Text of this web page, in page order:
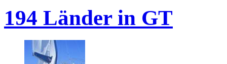
194 Länder in GT